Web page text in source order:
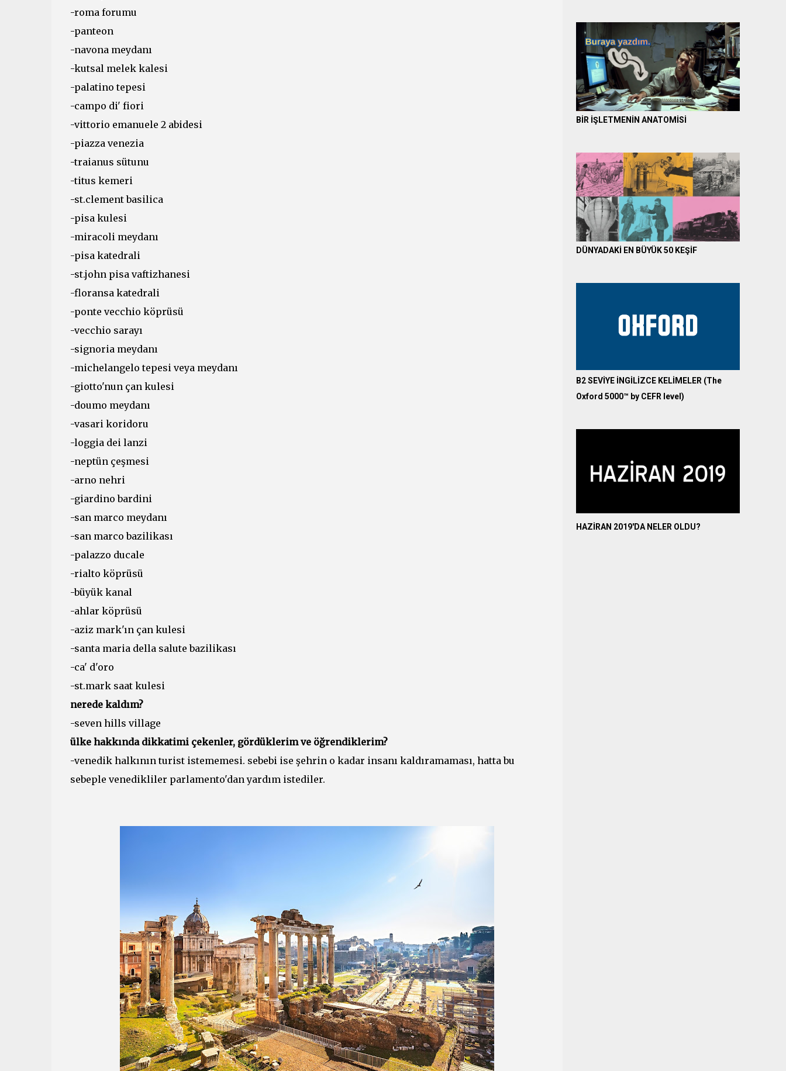
-roma forumu
-panteon
-navona meydanı
-kutsal melek kalesi
-palatino tepesi
-campo di' fiori
-vittorio emanuele 2 abidesi
-piazza venezia
-traianus sütunu
-titus kemeri
-st.clement basilica
-pisa kulesi
-miracoli meydanı
-pisa katedrali
-st.john pisa vaftizhanesi
-floransa katedrali
-ponte vecchio köprüsü
-vecchio sarayı
-signoria meydanı
-michelangelo tepesi veya meydanı
-giotto'nun çan kulesi
-doumo meydanı
-vasari koridoru
-loggia dei lanzi
-neptün çeşmesi
-arno nehri
-giardino bardini
-san marco meydanı
-san marco bazilikası
-palazzo ducale
-rialto köprüsü
-büyük kanal
-ahlar köprüsü
-aziz mark'ın çan kulesi
-santa maria della salute bazilikası
-ca' d'oro
-st.mark saat kulesi
nerede kaldım?
-seven hills village
ülke hakkında dikkatimi çekenler, gördüklerim ve öğrendiklerim?
-venedik halkının turist istememesi. sebebi ise şehrin o kadar insanı kaldıramaması, hatta bu
sebeple venedikliler parlamento'dan yardım istediler.
BİR İŞLETMENİN ANATOMİSİ
DÜNYADAKİ EN BÜYÜK 50 KEŞİF
B2 SEVİYE İNGİLİZCE KELİMELER (The
Oxford 5000™ by CEFR level)
HAZİRAN 2019'DA NELER OLDU?